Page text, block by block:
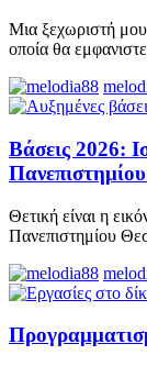
Μια ξεχωριστή
οποία θα
Βάσεις 2026:
Θετική είναι η
Πανεπιστημίου